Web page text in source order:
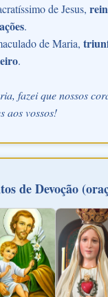
de Jesus,
.
de Maria,
.
fazei que nossos
aos vossos!
de Devoção